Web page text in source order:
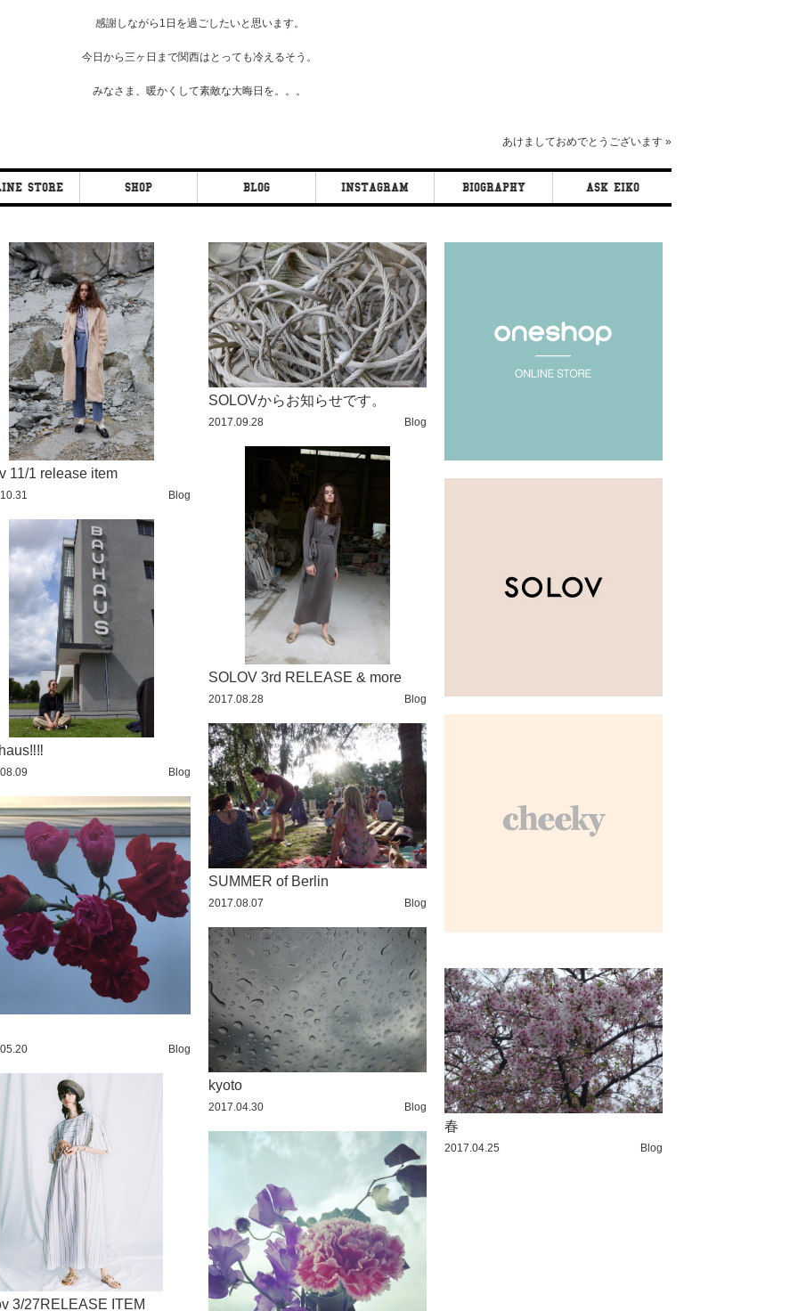
感謝しながら1日を過ごしたいと思います。
今日から三ヶ日まで関西はとっても冷えるそう。
みなさま、暖かくして素敵な大晦日を。。。
あけましておめでとうございます »
STORE SHOP
CLEOPATRA
FAN
CLEIPATRA FIG
CLEOPATRA EYE
BLOG
FAN
CLEIPATRA FIG
CLEOPATRA EYE
SOU
MIYA
INSTAGRAM BIOGRAPHY ASK EIKO
11/1 release item
Blog
SOLOVからお知らせです。
2017.09.28 Blog
SOLOV 3rd RELEASE & more
2017.08.28 Blog
Blog
SUMMER of Berlin
2017.08.07 Blog
Blog
kyoto
2017.04.30 Blog
春
2017.04.25 Blog
3/27RELEASE ITEM